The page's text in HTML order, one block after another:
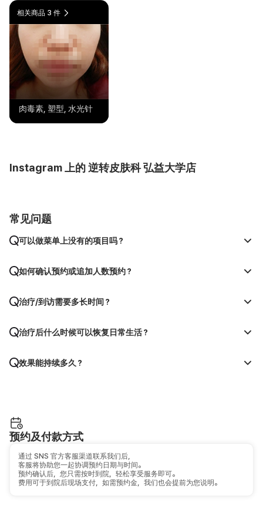
相关商品 3 件
肉毒素, 塑型, 水光针
Instagram 上的 逆转皮肤科 弘益大学店
常见问题
可以做菜单上没有的项目吗？
如何确认预约或追加人数预约？
治疗/到访需要多长时间？
治疗后什么时候可以恢复日常生活？
效果能持续多久？
预约及付款方式
通过 SNS 官方客服渠道联系我们后，
客服将协助您一起协调预约日期与时间。
预约确认后，您只需按时到院，轻松享受服务即可。
费用可于到院后现场支付，如需预约金，我们也会提前为您说明。